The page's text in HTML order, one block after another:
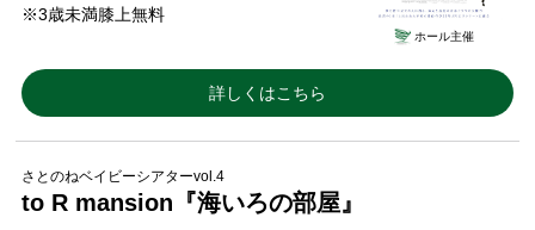
ホール主催
※3歳未満膝上無料
詳しくはこちら
さとのねベイビーシアターvol.4
to R mansion『海いろの部屋』